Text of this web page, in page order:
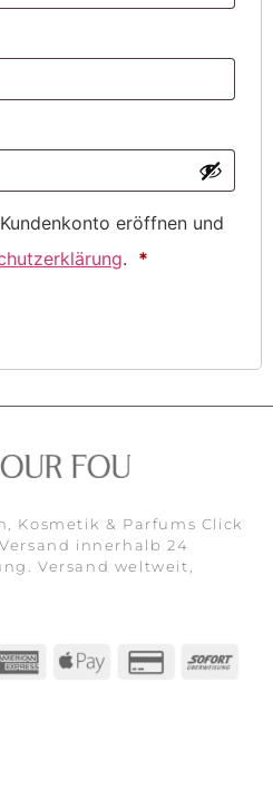
eröffnen und
. *
Kosmetik & Parfums Click
innerhalb 24
Versand weltweit,